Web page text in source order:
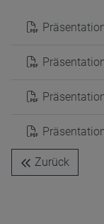
Zurück